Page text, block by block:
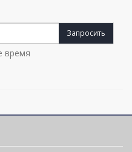
Запросить
время